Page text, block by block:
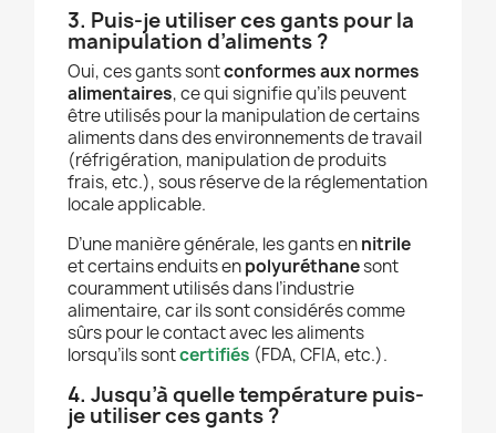
3. Puis-je utiliser ces gants pour la
manipulation d’aliments ?
Oui, ces gants sontconformes aux normes
alimentaires, ce qui signifie qu’ils peuvent
être utilisés pour la manipulation de certains
aliments dans des environnements de travail
(réfrigération, manipulation de produits
frais, etc.), sous réserve de la réglementation
locale applicable.
D’une manière générale, les gants ennitrile
et certains enduits enpolyuréthanesont
couramment utilisés dans l’industrie
alimentaire, car ils sont considérés comme
sûrs pour le contact avec les aliments
lorsqu’ils sontcertifiés (FDA, CFIA, etc.).
4. Jusqu’à quelle température puis-
je utiliser ces gants ?